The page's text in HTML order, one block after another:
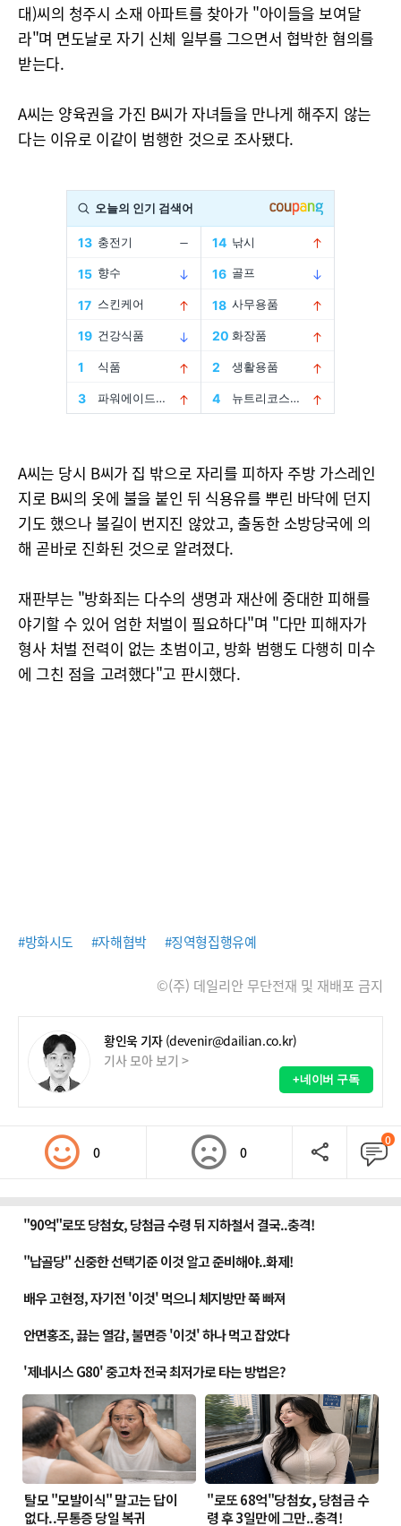
대)씨의 청주시 소재 아파트를 찾아가 "아이들을 보여달
라"며 면도날로 자기 신체 일부를 그으면서 협박한 혐의를
받는다.
A씨는 양육권을 가진 B씨가 자녀들을 만나게 해주지 않는
다는 이유로 이같이 범행한 것으로 조사됐다.
A씨는 당시 B씨가 집 밖으로 자리를 피하자 주방 가스레인
지로 B씨의 옷에 불을 붙인 뒤 식용유를 뿌린 바닥에 던지
기도 했으나 불길이 번지진 않았고, 출동한 소방당국에 의
해 곧바로 진화된 것으로 알려졌다.
재판부는 "방화죄는 다수의 생명과 재산에 중대한 피해를
야기할 수 있어 엄한 처벌이 필요하다"며 "다만 피해자가
형사 처벌 전력이 없는 초범이고, 방화 범행도 다행히 미수
에 그친 점을 고려했다"고 판시했다.
#방화시도 #자해협박 #징역형집행유예
©(주) 데일리안 무단전재 및 재배포 금지
황인욱 기자 (devenir@dailian.co.kr)
기사 모아 보기 >
+네이버 구독
0 0
0